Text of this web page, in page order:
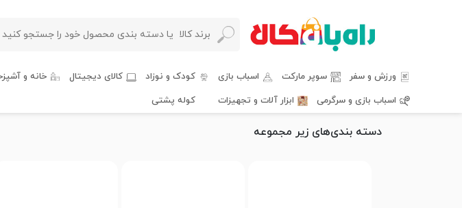
ورزش و سفر سوپر مارکت اسباب بازی کودک و نوزاد کالای دیجیتال خانه و
اسباب بازی و سرگرمی
ابزار آلات و تجهیزات کوله پشتی
دسته بندی‌های زیر مجموعه